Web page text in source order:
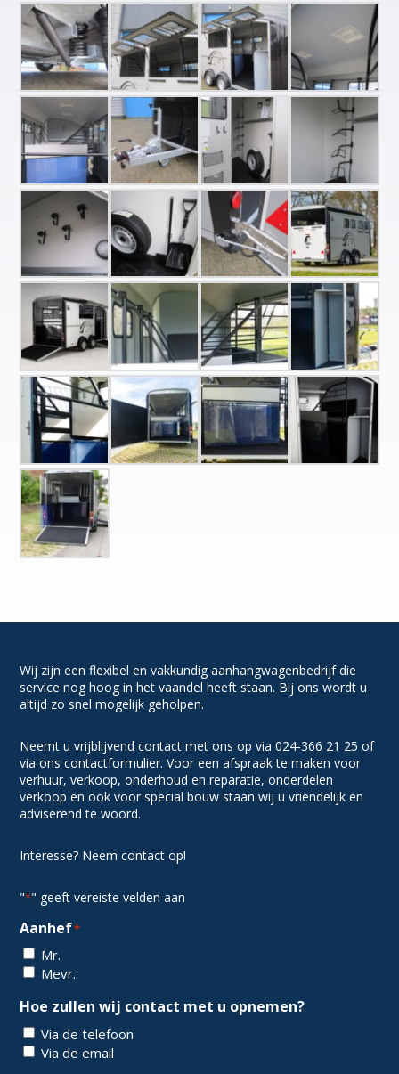
Wij zijn een flexibel en vakkundig aanhangwagenbedrijf die
service nog hoog in het vaandel heeft staan. Bij ons wordt u
altijd zo snel mogelijk geholpen.
Neemt u vrijblijvend contact met ons op via 024-366 21 25 of
via ons contactformulier. Voor een afspraak te maken voor
verhuur, verkoop, onderhoud en reparatie, onderdelen
verkoop en ook voor special bouw staan wij u vriendelijk en
adviserend te woord.
Interesse? Neem contact op!
"*" geeft vereiste velden aan
Aanhef*
Mr.
Mevr.
Hoe zullen wij contact met u opnemen?
Via de telefoon
Via de email